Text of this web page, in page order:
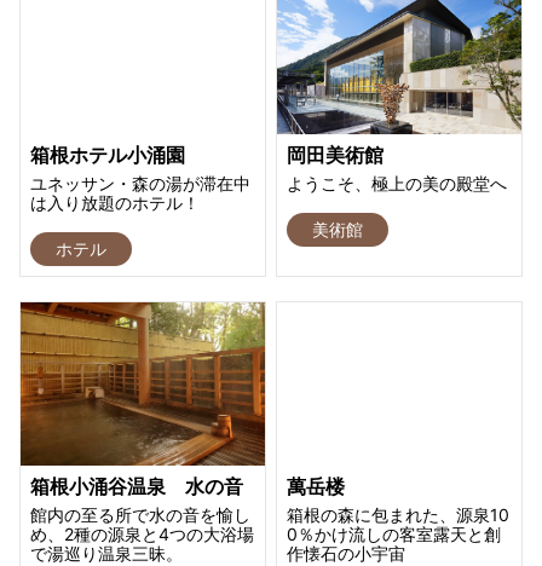
箱根ホテル小涌園
ユネッサン・森の湯が滞在中
は入り放題のホテル！
ホテル
岡田美術館
ようこそ、極上の美の殿堂へ
美術館
箱根小涌谷温泉 水の音
館内の至る所で水の音を愉し
め、2種の源泉と4つの大浴場
で湯巡り温泉三昧。
萬岳楼
箱根の森に包まれた、源泉10
0％かけ流しの客室露天と創
作懐石の小宇宙